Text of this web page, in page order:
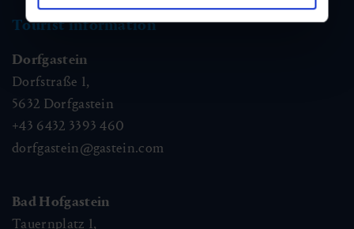
Tourist information
Dorfgastein
Dorfstraße 1,
5632 Dorfgastein
+43 6432 3393 460
dorfgastein@gastein.com
Bad Hofgastein
Tauernplatz 1,